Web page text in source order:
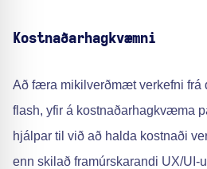
Kostnaðarhagkvæmni
Að færa mikilverðmæt verkefni frá
flash, yfir á kostnaðarhagkvæma
hjálpar til við að halda kostnaði
enn skilað framúrskarandi UX/UI-